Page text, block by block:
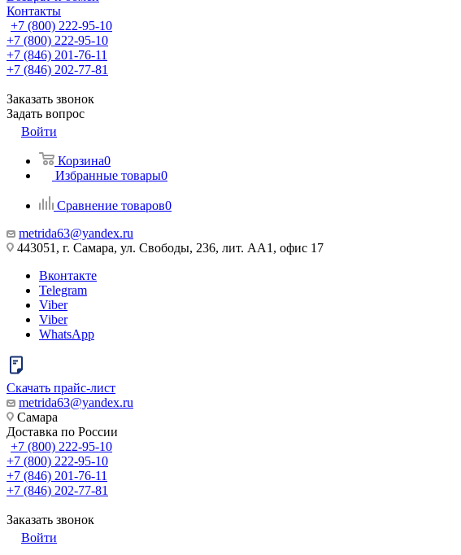
Контакты
+7 (800) 222-95-10
+7 (800) 222-95-10
+7 (846) 201-76-11
+7 (846) 202-77-81
Заказать звонок
Задать вопрос
Войти
Корзина0
Избранные товары0
Сравнение товаров0
metrida63@yandex.ru
443051, г. Самара, ул. Свободы, 236, лит. АА1, офис 17
Вконтакте
Telegram
Viber
Viber
WhatsApp
Скачать прайс-лист
metrida63@yandex.ru
Самара
Доставка по России
+7 (800) 222-95-10
+7 (800) 222-95-10
+7 (846) 201-76-11
+7 (846) 202-77-81
Заказать звонок
Войти